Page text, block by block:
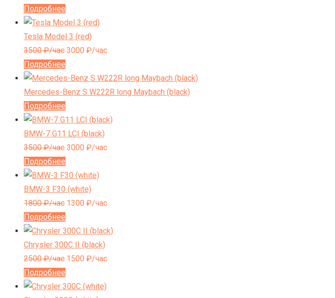
Подробнее
Tesla Model 3 (red)
3500₽/час 3000 ₽/час
Подробнее
Mercedes-Benz S W222R long Maybach (black)
Подробнее
BMW-7 G11 LCI (black)
3500₽/час 3000 ₽/час
Подробнее
BMW-3 F30 (white)
1800₽/час 1300 ₽/час
Подробнее
Chrysler 300C II (black)
2500₽/час 1500 ₽/час
Подробнее